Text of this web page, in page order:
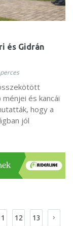
és Gidrán
és kancái
hogy a
jól
12 13